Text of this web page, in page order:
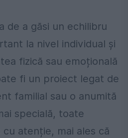
de a găsi un echilibru
la nivel individual și
fizică sau emoțională
fi un proiect legat de
familial sau o anumită
specială, toate
atenție, mai ales că